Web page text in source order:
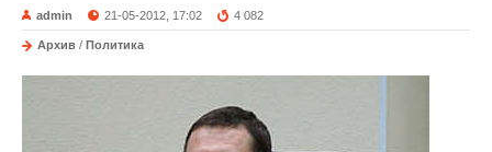
admin 21-05-2012, 17:02 4 082
Архив / Политика